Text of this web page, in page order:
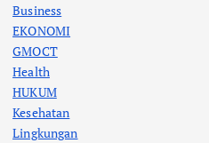
Business
EKONOMI
GMOCT
Health
HUKUM
Kesehatan
Lingkungan